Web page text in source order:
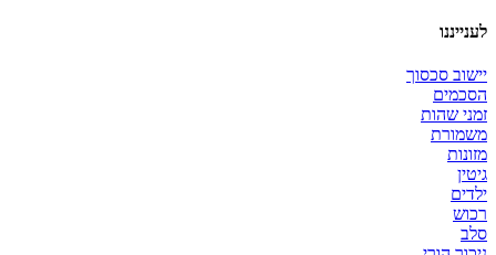
לענייננו
יישוב סכסוך
הסכמים
זמני שהות
משמורת
מזונות
גיטין
ילדים
רכוש
סלב